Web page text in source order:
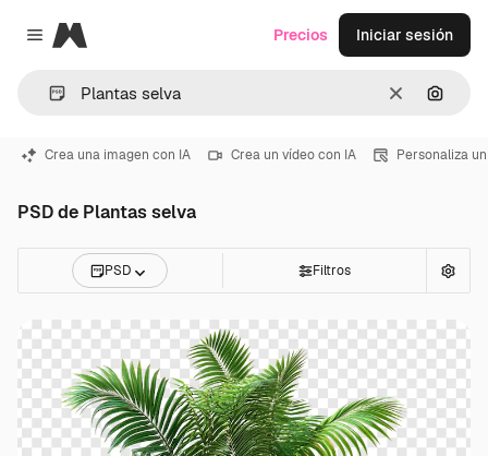
Close menu
Magnific
Borrar
Precios Iniciar sesión
Crea una imagen con IA Crea un vídeo con IA Personaliza
PSD de Plantas selva
PSD Filtros